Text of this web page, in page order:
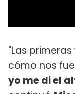
"Las
cómo nos
yo me di el